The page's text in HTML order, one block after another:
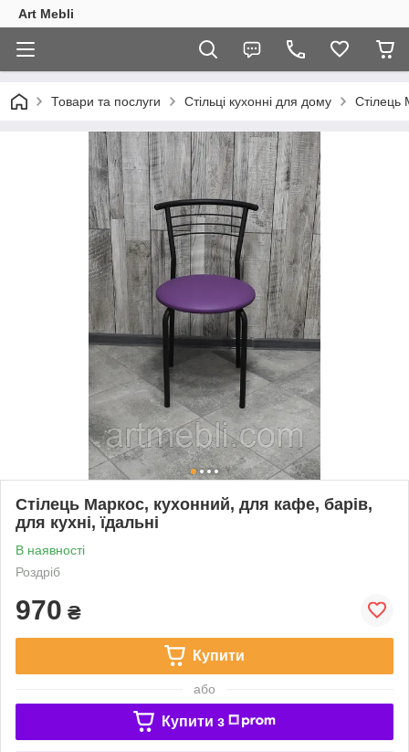
Art Mebli
Товари та послуги Стільці кухонні для дому Стілець
Стілець Маркос, кухонний, для кафе, барів,
для кухні, їдальні
В наявності
Роздріб
970 ₴
Купити
або
Купити з